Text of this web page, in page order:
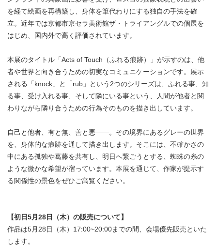
を経て絵画を再構築し、身体を筆代わりにする独自の手法を確
立。近年では京都市京セラ美術館ザ・トライアングルでの個展を
はじめ、国内外で高く評価されています。
本展のタイトル「Acts of Touch（ふれる痕跡）」が示すのは、他
者や世界と向き合うための切実なコミュニケーションです。展示
される「knock」と「rub」という2つのシリーズは、ふれる事、知
る事、受け入れる事、そして隣にいる事という、人間が他者と関
わりながら隣り合うための行為そのものを描き出しています。
自己と他者、有と無、善と悪——。その境界にあるグレーの世界
を、身体的な痕跡を通して描き出します。そこには、不確かさの
中にある孤独や葛藤を共有し、明日へ繋ごうとする、蜘蛛の糸の
ような微かな希望が宿っています。本展を通じて、作家が提示す
る関係性の景色をぜひご高覧ください。
【初日5月28日（木）の販売について】
作品は5月28日（木）17:00~20:00までの間、会場優先販売といた
します。